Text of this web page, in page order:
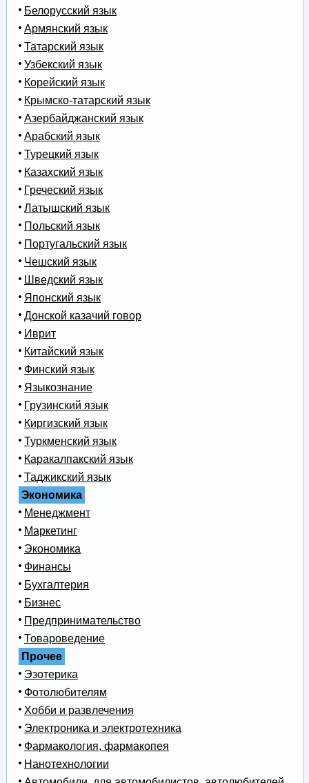
Белорусский язык
Армянский язык
Татарский язык
Узбекский язык
Корейский язык
Крымско-татарский язык
Азербайджанский язык
Арабский язык
Турецкий язык
Казахский язык
Греческий язык
Латышский язык
Польский язык
Португальский язык
Чешский язык
Шведский язык
Японский язык
Донской казачий говор
Иврит
Китайский язык
Финский язык
Языкознание
Грузинский язык
Киргизский язык
Туркменский язык
Каракалпакский язык
Таджикский язык
Экономика
Менеджмент
Маркетинг
Экономика
Финансы
Бухгалтерия
Бизнес
Предпринимательство
Товароведение
Прочее
Эзотерика
Фотолюбителям
Хобби и развлечения
Электроника и электротехника
Фармакология, фармакопея
Нанотехнологии